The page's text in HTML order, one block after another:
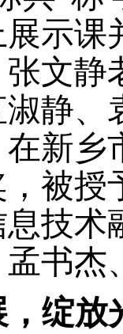
示课
文静
静、
新乡
被授
技术
书杰
绽放